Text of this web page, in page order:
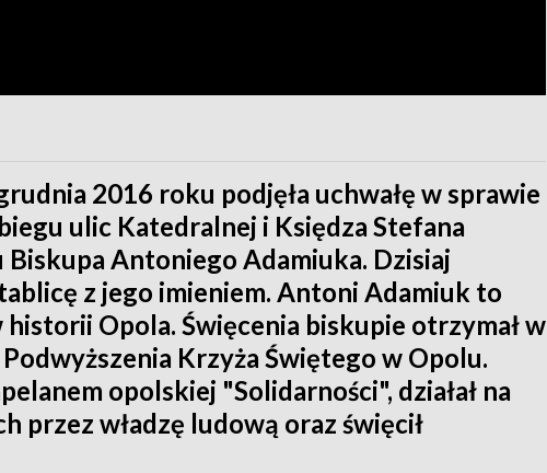
2016 roku podjęła uchwałę w sprawie
ulic Katedralnej i Księdza Stefana
Antoniego Adamiuka. Dzisiaj
z jego imieniem. Antoni Adamiuk to
historii Opola. Święcenia biskupie otrzymał w
Krzyża Świętego w Opolu.
opolskiej "Solidarności", działał na
przez władzę ludową oraz święcił